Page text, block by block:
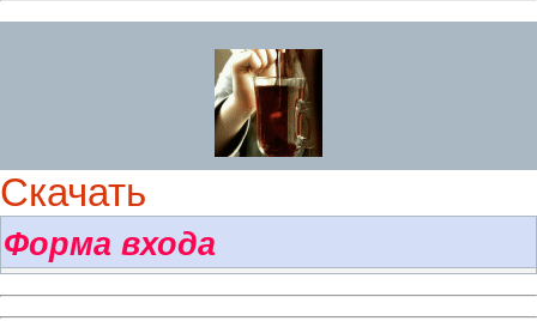
Скачать
Форма входа